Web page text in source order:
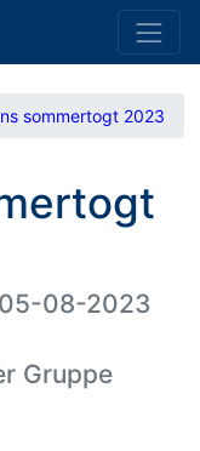
sommertogt 2023
05-08-2023
Gruppe